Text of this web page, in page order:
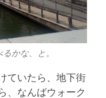
かな、と。
ていたら、地下街
、なんばウォーク